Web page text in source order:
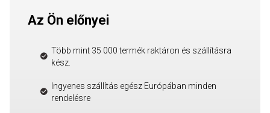
Az Ön előnyei
Több mint 35 000 termék raktáron és szállításra
kész.
Ingyenes szállítás egész Európában minden
rendelésre